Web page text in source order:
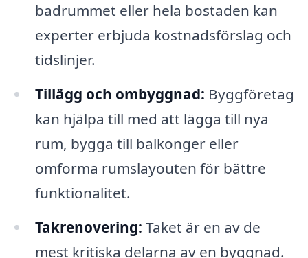
badrummet eller hela bostaden kan
experter erbjuda kostnadsförslag och
tidslinjer.
Tillägg och ombyggnad: Byggföretag
kan hjälpa till med att lägga till nya
rum, bygga till balkonger eller
omforma rumslayouten för bättre
funktionalitet.
Takrenovering: Taket är en av de
mest kritiska delarna av en byggnad.